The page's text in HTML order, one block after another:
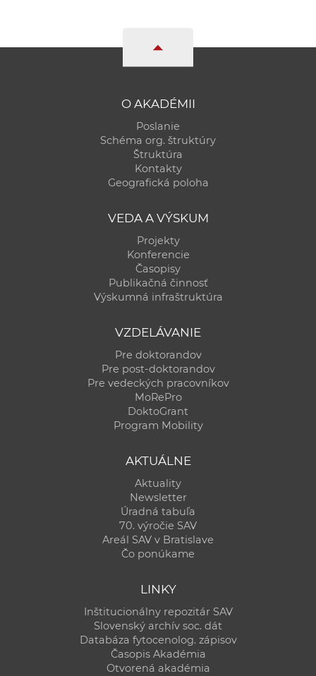
O AKADÉMII
Poslanie
Schéma org. štruktúry
Štruktúra
Kontakty
Geografická poloha
VEDA A VÝSKUM
Projekty
Konferencie
Časopisy
Publikačná činnosť
Výskumná infraštruktúra
VZDELÁVANIE
Pre doktorandov
Pre post-doktorandov
Pre vedeckých pracovníkov
MoRePro
DoktoGrant
Program Mobility
AKTUÁLNE
Aktuality
Newsletter
Úradná tabuľa
70. výročie SAV
Areál SAV v Bratislave
Čo ponúkame
LINKY
Inštitucionálny repozitár SAV
Slovenský archív soc. dát
Databáza fytocenolog. zápisov
Časopis Akadémia
Otvorená akadémia